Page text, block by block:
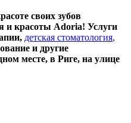
своих зубов
и красоты Adoria! Услуги
детская стоматология,
и другие
месте, в Риге, на улице